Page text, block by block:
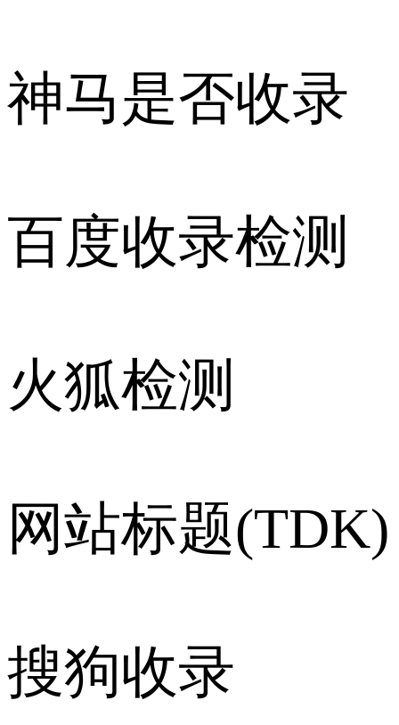
神马是否收录
百度收录检测
火狐检测
网站标题(TDK)
搜狗收录